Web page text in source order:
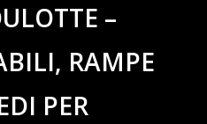
–
RAMPE
PER